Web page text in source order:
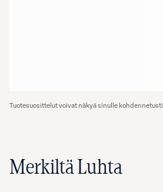
Tuotesuosittelut voivat näkyä sinulle kohdennetusti
Merkiltä Luhta